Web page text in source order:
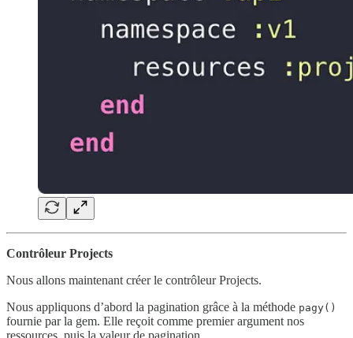
Contrôleur Projects
Nous allons maintenant créer le contrôleur Projects.
Nous appliquons d’abord la pagination grâce à la méthode pagy()
fournie par la gem. Elle reçoit comme premier argument nos